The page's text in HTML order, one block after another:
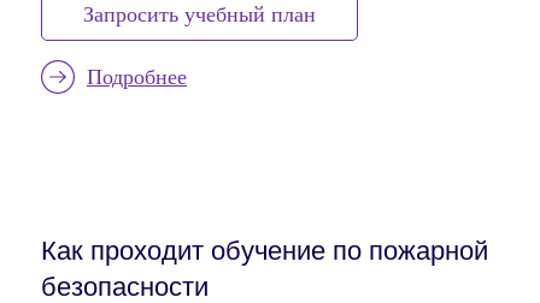
Запросить учебный план
Подробнее
Как проходит обучение по пожарной
безопасности